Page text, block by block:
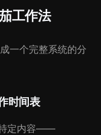
工作法
一个完整系统的分
时间表
定内容——